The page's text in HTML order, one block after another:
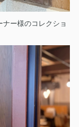
ー様のコレクショ